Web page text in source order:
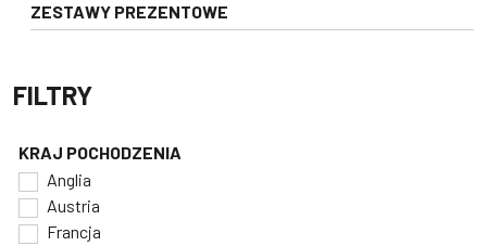
ZESTAWY PREZENTOWE
FILTRY
KRAJ POCHODZENIA
Anglia
Austria
Francja